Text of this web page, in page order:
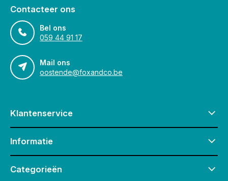
Contacteer ons
Bel ons
059 44 91 17
Mail ons
oostende@foxandco.be
Klantenservice
Informatie
Categorieën